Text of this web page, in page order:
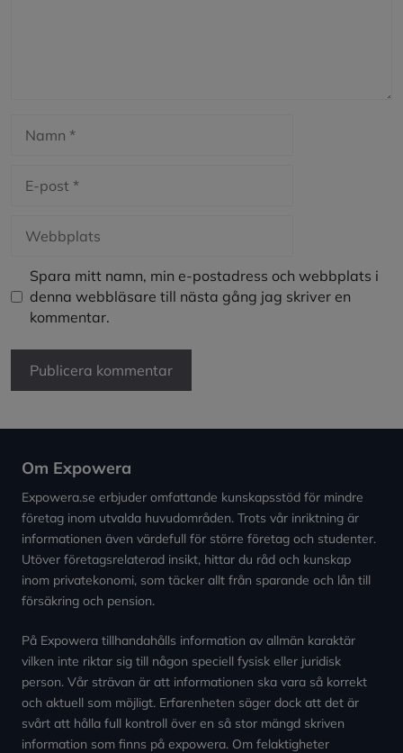
post
Spara mitt namn, min e-postadress och webbplats i
denna webbläsare till nästa gång jag skriver en
kommentar.
Om Expowera
Expowera.se erbjuder omfattande kunskapsstöd för mindre
företag inom utvalda huvudområden. Trots vår inriktning är
informationen även värdefull för större företag och studenter.
Utöver företagsrelaterad insikt, hittar du råd och kunskap
inom privatekonomi, som täcker allt från sparande och lån till
försäkring och pension.
På Expowera tillhandahålls information av allmän karaktär
vilken inte riktar sig till någon speciell fysisk eller juridisk
person. Vår strävan är att informationen ska vara så korrekt
och aktuell som möjligt. Erfarenheten säger dock att det är
svårt att hålla full kontroll över en så stor mängd skriven
information som finns på expowera. Om felaktigheter